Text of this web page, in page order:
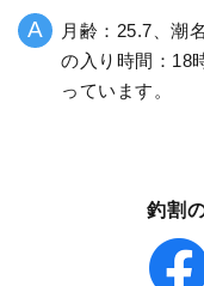
月齢：25.7、潮
の入り時間：18
っています。
釣割